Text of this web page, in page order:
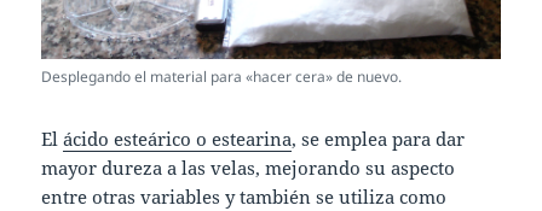
Desplegando el material para «hacer cera» de nuevo.
Elácido esteárico o estearina, se emplea para dar
mayor dureza a las velas, mejorando su aspecto
entre otras variables y también se utiliza como